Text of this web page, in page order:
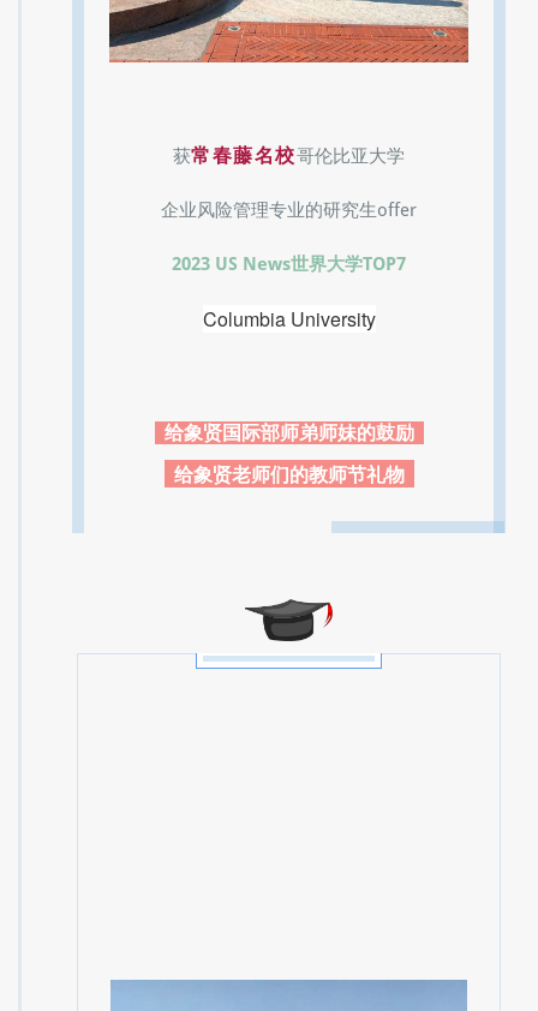
获常春藤名校哥伦比亚大学
企业风险管理专业的研究生offer
2023 US News世界大学TOP7
Columbia University
给象贤国际部师弟师妹的鼓励
给象贤老师们的教师节礼物